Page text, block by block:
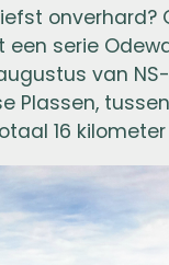
onverhard?
een serie
van
Plassen,
16